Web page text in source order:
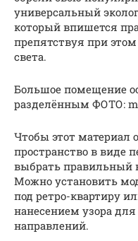
универсальный
который впишется
препятствуя при
света.
Большое помещение
разделённым ФОТО:
Чтобы этот материал
пространство в виде
выбрать правильный
Можно установить
под ретро-квартиру
нанесением узора
направлений.